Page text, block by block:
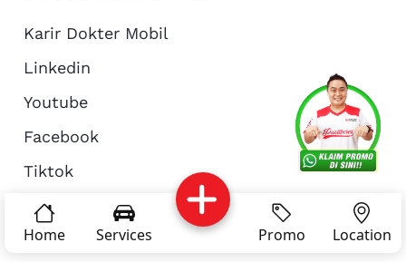
Services About Us
Reservasi Article
Home Services Promo Location
Karir Dokter Mobil
Linkedin
Youtube
Facebook
Tiktok
Instagram
Kritik & Saran